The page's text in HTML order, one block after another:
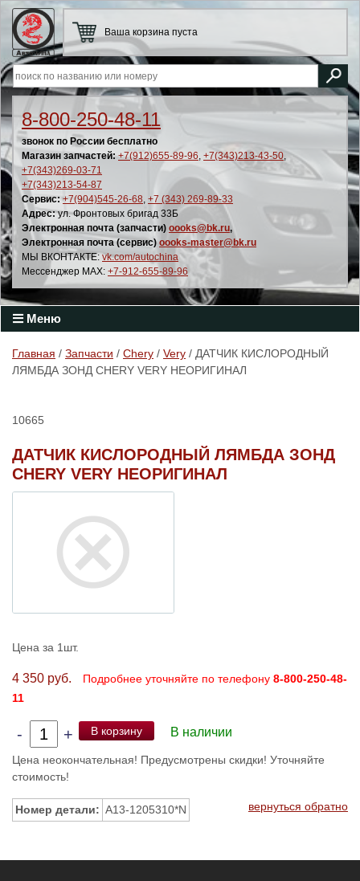
8-800-250-48-11
звонок по России бесплатно
Магазин запчастей: +7(912)655-89-96, +7(343)213-43-50,
+7(343)269-03-71
+7(343)213-54-87
Сервис: +7(904)545-26-68, +7 (343) 269-89-33
Адрес:ул. Фронтовых бригад 33Б
Электронная почта (запчасти) oooks@bk.ru,
Электронная почта (сервис) oooks-master@bk.ru
МЫ ВКОНТАКТЕ: vk.com/autochina
Мессенджер MAX: +7-912-655-89-96
Ваша корзина пуста
Меню
Главная / Запчасти / Chery / Very / ДАТЧИК КИСЛОРОДНЫЙ
ЛЯМБДА ЗОНД CHERY VERY НЕОРИГИНАЛ
10665
ДАТЧИК КИСЛОРОДНЫЙ ЛЯМБДА ЗОНД
CHERY VERY НЕОРИГИНАЛ
Цена за 1шт.
4 350 руб. Подробнее уточняйте по телефону 8-800-250-48-
11
- + В корзину В наличии
Цена неокончательная! Предусмотрены скидки! Уточняйте
стоимость!
Номер детали: A13-1205310*N вернуться обратно